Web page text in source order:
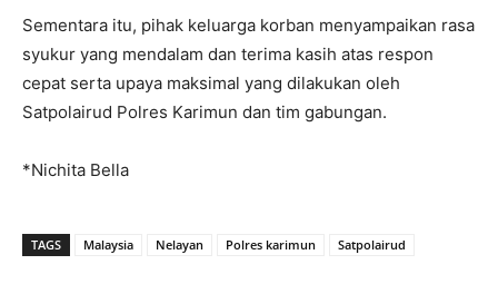
Sementara itu, pihak keluarga korban menyampaikan rasa
syukur yang mendalam dan terima kasih atas respon
cepat serta upaya maksimal yang dilakukan oleh
Satpolairud Polres Karimun dan tim gabungan.
*Nichita Bella
TAGS Malaysia Nelayan Polres karimun Satpolairud